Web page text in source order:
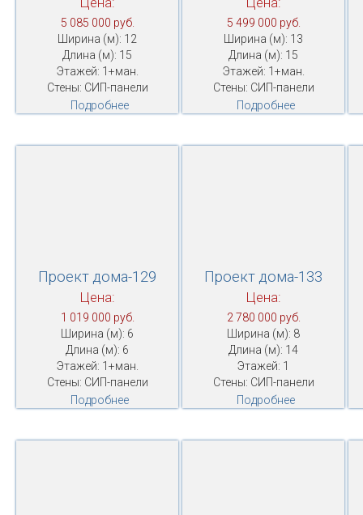
5 085 000 руб.
Ширина (м): 12
Длина (м): 15
Этажей: 1+ман.
Стены: СИП-панели
Подробнее
5 499 000 руб.
Ширина (м): 13
Длина (м): 15
Этажей: 1+ман.
Стены: СИП-панели
Подробнее
Проект дома-129
Цена:
1 019 000 руб.
Ширина (м): 6
Длина (м): 6
Этажей: 1+ман.
Стены: СИП-панели
Подробнее
Проект дома-133
Цена:
2 780 000 руб.
Ширина (м): 8
Длина (м): 14
Этажей: 1
Стены: СИП-панели
Подробнее